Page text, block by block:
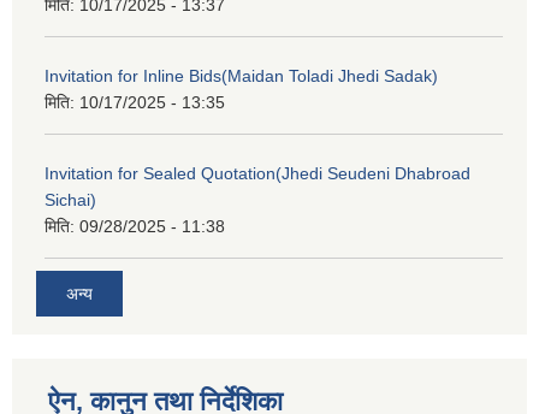
मिति: 10/17/2025 - 13:37
Invitation for Inline Bids(Maidan Toladi Jhedi Sadak)
मिति: 10/17/2025 - 13:35
Invitation for Sealed Quotation(Jhedi Seudeni Dhabroad
Sichai)
मिति: 09/28/2025 - 11:38
अन्य
ऐन, कानुन तथा निर्देशिका